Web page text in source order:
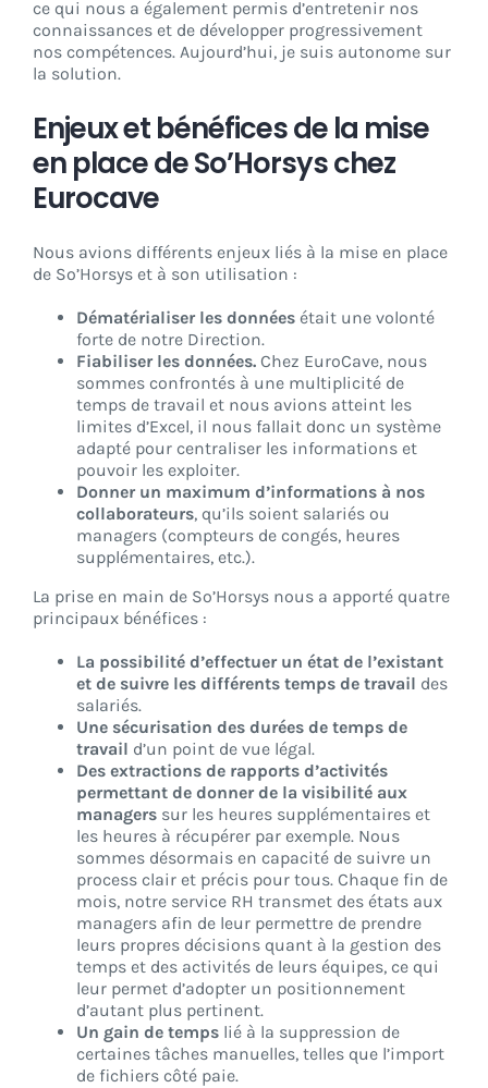
ce qui nous a également permis d’entretenir nos
connaissances et de développer progressivement
nos compétences. Aujourd’hui, je suis autonome sur
la solution.
Enjeux et bénéfices de la mise
en place de So’Horsys chez
Eurocave
Nous avions différents enjeux liés à la mise en place
de So’Horsys et à son utilisation :
Dématérialiser les données était une volonté
forte de notre Direction.
Fiabiliser les données. Chez EuroCave, nous
sommes confrontés à une multiplicité de
temps de travail et nous avions atteint les
limites d’Excel, il nous fallait donc un système
adapté pour centraliser les informations et
pouvoir les exploiter.
Donner un maximum d’informations à nos
collaborateurs, qu’ils soient salariés ou
managers (compteurs de congés, heures
supplémentaires, etc.).
La prise en main de So’Horsys nous a apporté quatre
principaux bénéfices :
La possibilité d’effectuer un état de l’existant
et de suivre les différents temps de travail des
salariés.
Une sécurisation des durées de temps de
travail d’un point de vue légal.
Des extractions de rapports d’activités
permettant de donner de la visibilité aux
managers sur les heures supplémentaires et
les heures à récupérer par exemple. Nous
sommes désormais en capacité de suivre un
process clair et précis pour tous. Chaque fin de
mois, notre service RH transmet des états aux
managers afin de leur permettre de prendre
leurs propres décisions quant à la gestion des
temps et des activités de leurs équipes, ce qui
leur permet d’adopter un positionnement
d’autant plus pertinent.
Un gain de temps lié à la suppression de
certaines tâches manuelles, telles que l’import
de fichiers côté paie.